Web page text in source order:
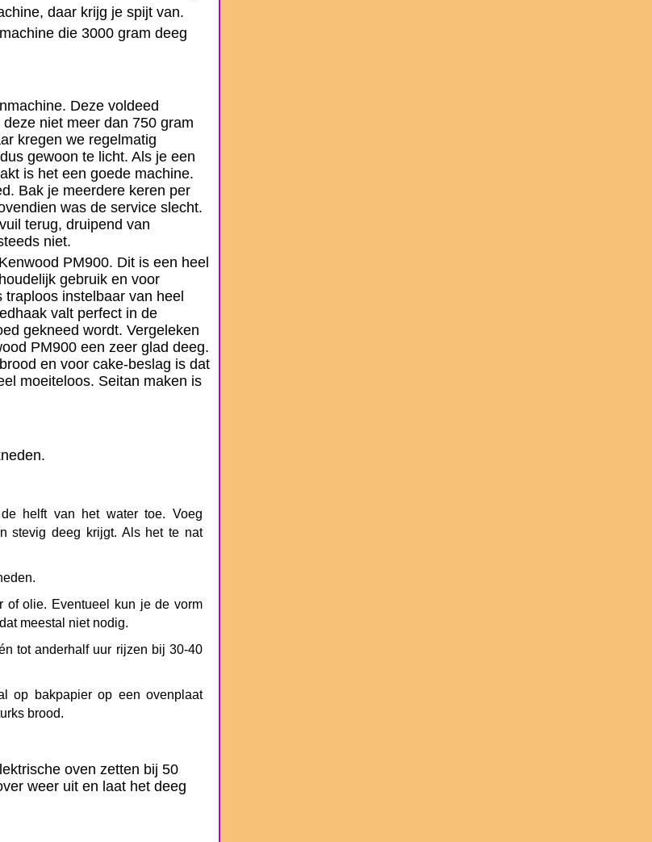
daar krijg je spijt van.
die 3000 gram deeg
Deze voldeed
niet meer dan 750 gram
kregen we regelmatig
gewoon te licht. Als je een
is het een goede machine.
Bak je meerdere keren per
was de service slecht.
terug, druipend van
niet.
PM900. Dit is een heel
gebruik en voor
instelbaar van heel
valt perfect in de
gekneed wordt. Vergeleken
PM900 een zeer glad deeg.
en voor cake-beslag is dat
moeiteloos. Seitan maken is
helft van het water toe. Voeg
stevig deeg krijgt. Als het te nat
of olie. Eventueel kun je de vorm
meestal niet nodig.
tot anderhalf uur rijzen bij 30-40
op bakpapier op een ovenplaat
brood.
oven zetten bij 50
weer uit en laat het deeg